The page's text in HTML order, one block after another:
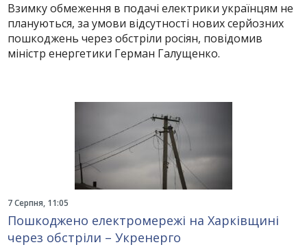
Взимку обмеження в подачі електрики українцям не
плануються, за умови відсутності нових серйозних
пошкоджень через обстріли росіян, повідомив
міністр енергетики Герман Галущенко.
7 Серпня, 11:05
Пошкоджено електромережі на Харківщині
через обстріли – Укренерго